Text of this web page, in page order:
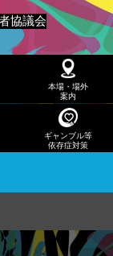
協議会
メニュー
発売
日程
日程
本
場・
当協
本場・場外
案内
ギャンブル等
依存症対策